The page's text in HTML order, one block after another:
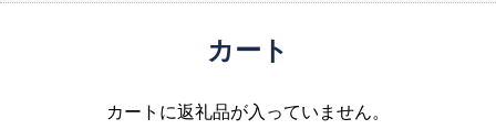
カート
カートに返礼品が入っていません。